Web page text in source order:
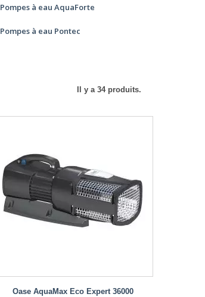
Pompes à eau AquaForte
Pompes à eau Pontec
Il y a 34 produits.
Oase AquaMax Eco Expert 36000